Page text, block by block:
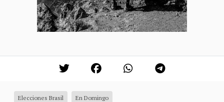
Elecciones Brasil En Domingo